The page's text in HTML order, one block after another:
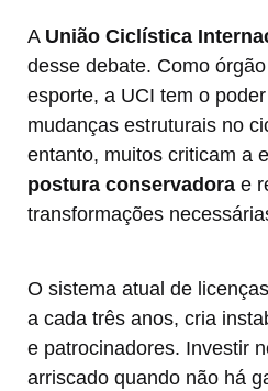
A União Ciclística
desse debate. Como
esporte, a UCI tem o
mudanças estruturais no
entanto, muitos criticam a
postura conservadora e
transformações
O sistema atual de
a cada três anos, cria
e patrocinadores. Investir
arriscado quando não há